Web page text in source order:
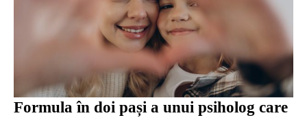
Formula în doi pași a unui psiholog care